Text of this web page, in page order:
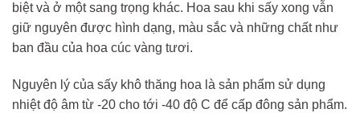
biệt và ở một sang trọng khác. Hoa sau khi sấy xong vẫn
giữ nguyên được hình dạng, màu sắc và những chất như
ban đầu của hoa cúc vàng tươi.
Nguyên lý của sấy khô thăng hoa là sản phẩm sử dụng
nhiệt độ âm từ -20 cho tới -40 độ C để cấp đông sản phẩm.